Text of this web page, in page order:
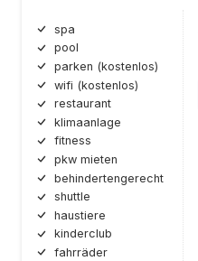
spa
pool
parken (kostenlos)
wifi (kostenlos)
restaurant
klimaanlage
fitness
pkw mieten
behindertengerecht
shuttle
haustiere
kinderclub
fahrräder